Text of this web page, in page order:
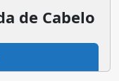
de Cabelo